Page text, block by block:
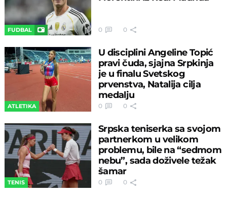
FUDBAL 0 0
ATLETIKA
U disciplini Angeline Topić
pravi čuda, sjajna Srpkinja
je u finalu Svetskog
prvenstva, Natalija cilja
medalju
0 0
TENIS
Srpska teniserka sa svojom
partnerkom u velikom
problemu, bile na “sedmom
nebu”, sada doživele težak
šamar
0 0